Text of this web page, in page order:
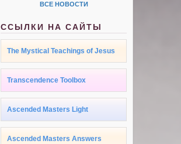
ВСЕ НОВОСТИ
ССЫЛКИ НА САЙТЫ
The Mystical Teachings of Jesus
Transcendence Toolbox
Ascended Masters Light
Ascended Masters Answers